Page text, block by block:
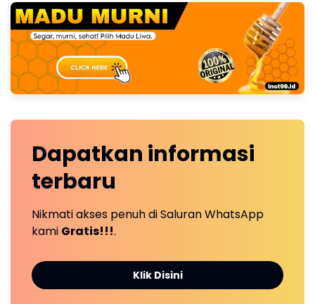
Dapatkan informasi
terbaru
Nikmati akses penuh di Saluran WhatsApp
kami Gratis!!!.
Klik Disini